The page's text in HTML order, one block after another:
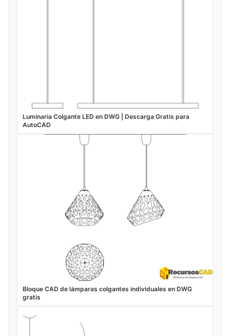
Luminaria Colgante LED en DWG | Descarga Gratis para
AutoCAD
Bloque CAD de lámparas colgantes individuales en DWG
gratis